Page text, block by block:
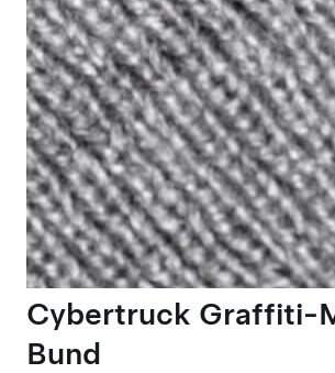
Cybertruck Graffiti-
Bund